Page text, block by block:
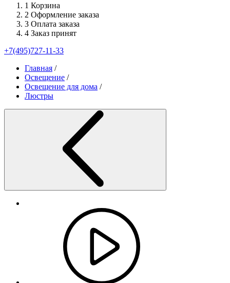
1 Корзина
2 Оформление заказа
3 Оплата заказа
4 Заказ принят
+7(495)727-11-33
Главная /
Освещение /
Освещение для дома /
Люстры